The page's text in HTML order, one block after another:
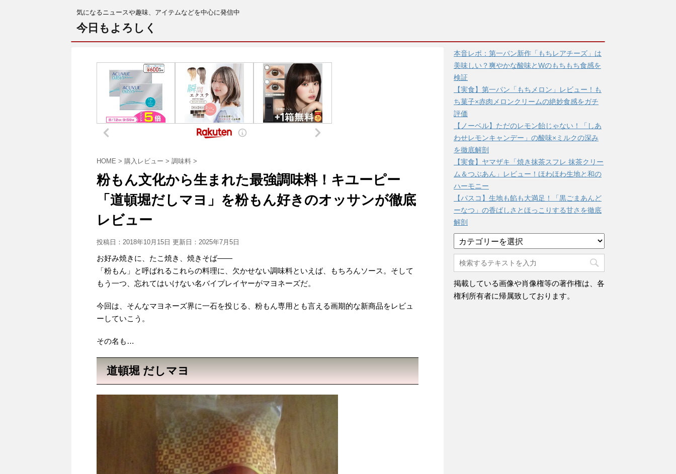
気になるニュースや趣味、アイテムなどを中心に発信中
今日もよろしく
HOME > 購入レビュー > 調味料 >
粉もん文化から生まれた最強調味料！キユーピー
「道頓堀だしマヨ」を粉もん好きのオッサンが徹底
レビュー
投稿日：2018年10月15日 更新日： 2025年7月5日
お好み焼きに、たこ焼き、焼きそば――
「粉もん」と呼ばれるこれらの料理に、欠かせない調味料といえば、もちろんソース。そして
もう一つ、忘れてはいけない名バイプレイヤーがマヨネーズだ。
今回は、そんなマヨネーズ界に一石を投じる、粉もん専用とも言える画期的な新商品をレビュ
ーしていこう。
その名も…
道頓堀 だしマヨ
本音レポ：第一パン新作「もちレアチーズ」は
美味しい？爽やかな酸味とWのもちもち食感を
検証
【実食】第一パン「もちメロン」レビュー！も
ち菓子×赤肉メロンクリームの絶妙食感をガチ
評価
【ノーベル】ただのレモン飴じゃない！「しあ
わせレモンキャンデー」の酸味×ミルクの深み
を徹底解剖
【実食】ヤマザキ「焼き抹茶スフレ 抹茶クリー
ム＆つぶあん」レビュー！ほわほわ生地と和の
ハーモニー
【パスコ】生地も餡も大満足！「黒ごまあんど
ーなつ」の香ばしさとほっこりする甘さを徹底
解剖
テ
ゴ
リ
ー
掲載している画像や肖像権等の著作権は、各
権利所有者に帰属致しております。